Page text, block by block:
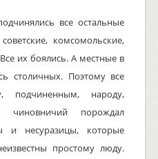
все остальные
комсомольские,
их боялись. А местные в
столичных. Поэтому все
подчиненным, народу,
чиновничий порождал
и несуразицы, которые
простому люду.